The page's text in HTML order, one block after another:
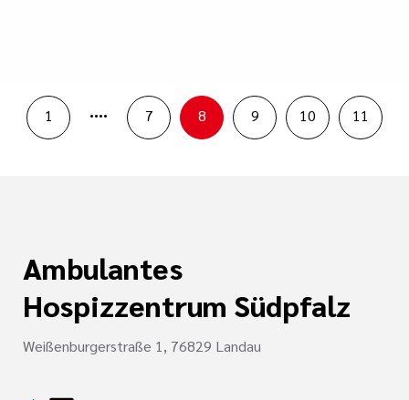
1 .... 7 8 9 10 11
Ambulantes
Hospizzentrum Südpfalz
Weißenburgerstraße 1, 76829 Landau